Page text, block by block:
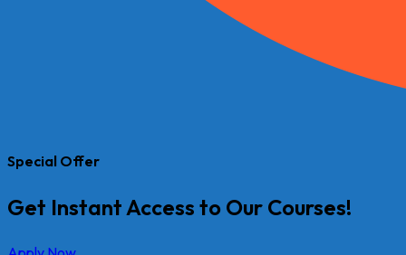
Special Offer
Get Instant Access to Our Courses!